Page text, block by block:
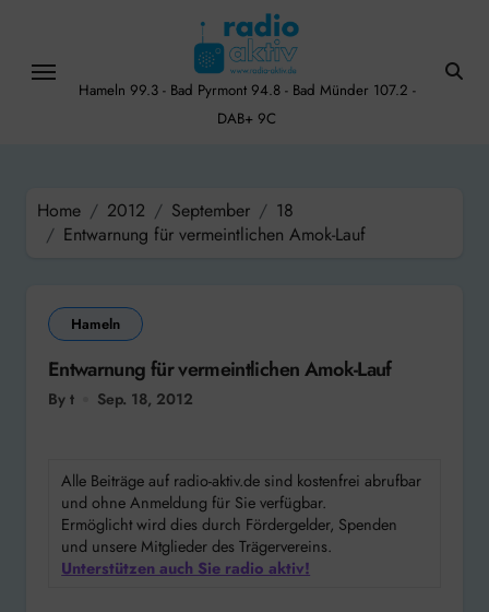
content
Hameln 99.3 - Bad Pyrmont 94.8 - Bad Münder 107.2 -
DAB+ 9C
Home 2012 September
18
Entwarnung für vermeintlichen Amok-Lauf
Hameln
Entwarnung für vermeintlichen Amok-Lauf
By t Sep. 18, 2012
Alle Beiträge auf radio-aktiv.de sind kostenfrei abrufbar
und ohne Anmeldung für Sie verfügbar.
Ermöglicht wird dies durch Fördergelder, Spenden
und unsere Mitglieder des Trägervereins.
Unterstützen auch Sie radio aktiv!